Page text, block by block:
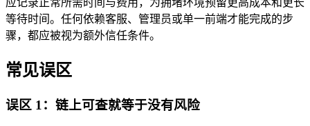
应记录正常所需时间与费用，为拥堵环境预留更高成本和更长
等待时间。任何依赖客服、管理员或单一前端才能完成的步
骤，都应被视为额外信任条件。
常见误区
误区 1：链上可查就等于没有风险